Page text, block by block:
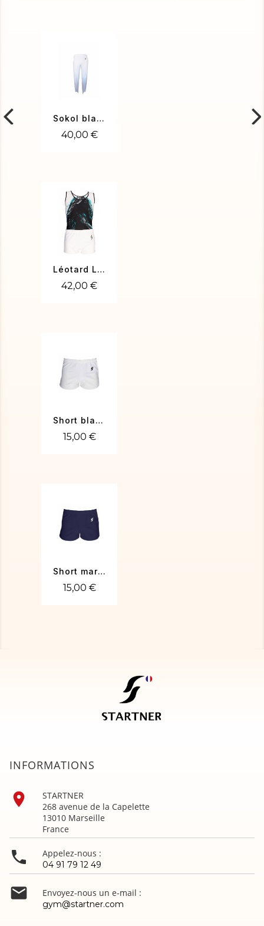
Sokol blanc
40,00 €
Léotard LUCIEN-01
42,00 €
Short blanc
15,00 €
Short marine
15,00 €
INFORMATIONS

STARTNER
268 avenue de la Capelette
13010 Marseille
France
 Appelez-nous :
04 91 79 12 49
 Envoyez-nous un e-mail :
gym@startner.com